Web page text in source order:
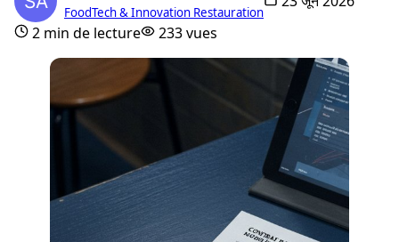
FoodTech & Innovation Restauration
2 min de lecture
233 vues